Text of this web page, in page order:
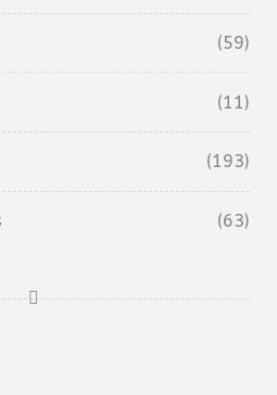
(59)
(11)
(193)
(63)